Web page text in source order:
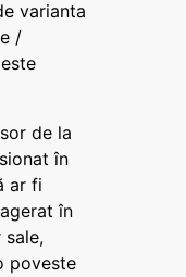
varianta
/
de la
în
ar fi
în
poveste